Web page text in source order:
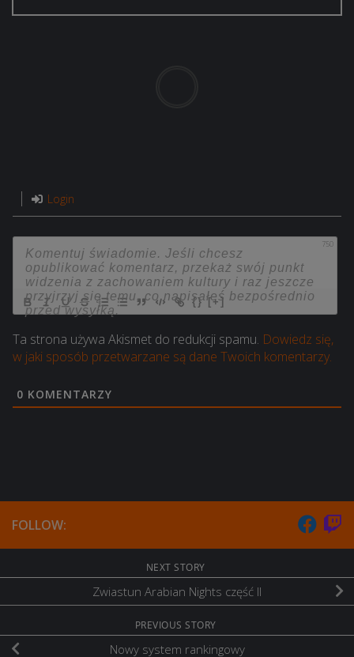
Login
750
{} [+]
Ta strona używa Akismet do redukcji spamu. Dowiedz się,
w jaki sposób przetwarzane są dane Twoich komentarzy.
0 KOMENTARZY
FOLLOW:
NEXT STORY
Zwiastun Arabian Nights część II
PREVIOUS STORY
Nowy system rankingowy